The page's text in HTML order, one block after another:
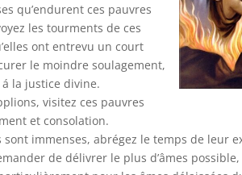
qu’endurent ces pauvres
les tourments de ces
ont entrevu un court
le moindre soulagement,
la justice divine.
visitez ces pauvres
et consolation.
immenses, abrégez le temps de leur
de délivrer le plus d’âmes